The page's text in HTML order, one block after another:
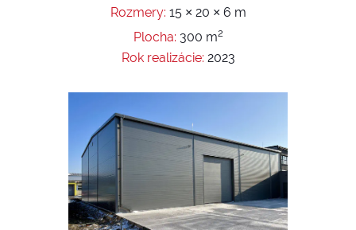
Rozmery: 15 × 20 × 6 m
Plocha: 300 m2
Rok realizácie: 2023